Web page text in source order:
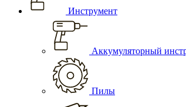
Инструмент
Аккумуляторный
Пилы